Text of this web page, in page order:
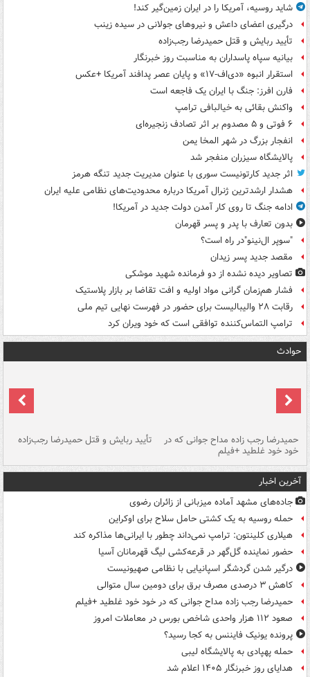
شاید روسیه، آمریکا را در ایران زمین‌گیر کند!
درگیری اعضای داعش و نیروهای جولانی در سیده زینب
تأیید ربایش و قتل حمیدرضا رجب‌زاده
بیانیه سپاه پاسداران به مناسبت روز خبرنگار
استقرار انبوه «دی‌اف‑۱۷» و پایان عصر پدافند آمریکا +عکس
فارن افرز: جنگ با ایران یک فاجعه است
واکنش بقائی به خیالبافی ترامپ
۶ فوتی و ۵ مصدوم بر اثر تصادف زنجیره‌ای
انفجار بزرگ در شهر المخا یمن
پالایشگاه سیزران منفجر شد
اثر جدید کارتونیست سوری با عنوان مدیریت جدید تنگه هرمز
هشدار ارشدترین ژنرال آمریکا درباره محدودیت‌های نظامی علیه ایران
ادامه جنگ تا روی کار آمدن دولت جدید در آمریکا!
بدون تعارف با پدر و پسر قهرمان
"سوپر ال‌نینو"در راه است؟
مقصد جدید پسر زیدان
تصاویر دیده‌ نشده از دو فرمانده شهید موشکی
فشار هم‌زمان گرانی مواد اولیه و افت تقاضا بر بازار پلاستیک
رقابت ۲۸ والیبالیست برای حضور در فهرست نهایی تیم ملی
ترامپ التماس‌کننده توافقی است که خود ویران کرد
حوادث
حمیدرضا رجب زاده مداح جوانی که در
خود خود غلطید +فیلم
تأیید ربایش و قتل حمیدرضا رجب‌زاده
آخرین اخبار
جاده‌های مشهد آماده میزبانی از زائران رضوی
حمله روسیه به یک کشتی حامل سلاح برای اوکراین
هیلاری کلینتون: ترامپ نمی‌داند چطور با ایرانی‌ها مذاکره کند
حضور نماینده گل‌گهر در قرعه‌کشی لیگ قهرمانان آسیا
درگیر شدن گردشگر اسپانیایی با نظامی صهیونیست
کاهش ۳ درصدی مصرف برق برای دومین سال متوالی
حمیدرضا رجب زاده مداح جوانی که در خود خود غلطید +فیلم
صعود ۱۱۲ هزار واحدی شاخص بورس در معاملات امروز
پرونده یونیک فایننس به کجا رسید؟
حمله پهپادی به پالایشگاه لیبی
هدایای روز خبرنگار ۱۴۰۵ اعلام شد